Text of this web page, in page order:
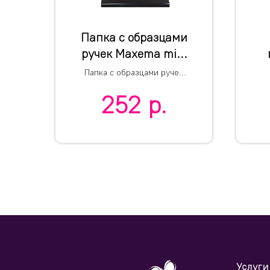
Папка c образцами
ручек Maxema mini
1
Папка c образцами ручек
252 р.
Услуги